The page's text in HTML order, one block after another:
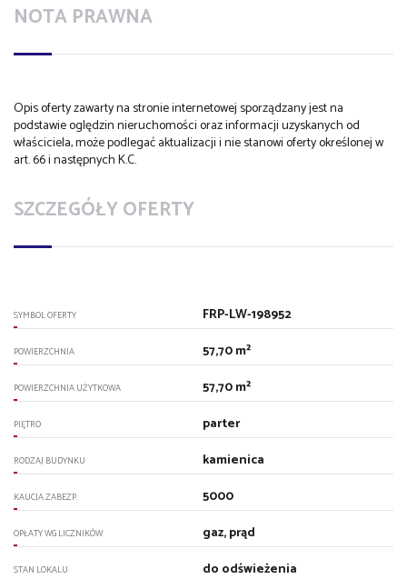
NOTA PRAWNA
Opis oferty zawarty na stronie internetowej sporządzany jest na
podstawie oględzin nieruchomości oraz informacji uzyskanych od
właściciela, może podlegać aktualizacji i nie stanowi oferty określonej w
art. 66 i następnych K.C.
SZCZEGÓŁY OFERTY
SYMBOL OFERTY FRP-LW-198952
POWIERZCHNIA 57,70 m²
POWIERZCHNIA UŻYTKOWA 57,70 m²
PIĘTRO parter
RODZAJ BUDYNKU kamienica
KAUCJA ZABEZP. 5000
OPŁATY WG LICZNIKÓW gaz, prąd
STAN LOKALU do odświeżenia